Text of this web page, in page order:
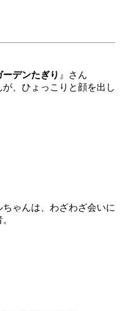
デンたぎり 』さん
、ひょっこりと顔を出し
ゃんは、わざわざ会いに